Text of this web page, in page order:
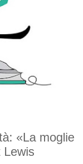
«La moglie
Lewis